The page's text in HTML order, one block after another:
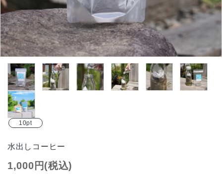
インスタグラム掲載商品
ギフトを選ぶ
コーヒーから選ぶ
チーズケーキから選ぶ
お得なTOBERAの定期便
価格から探す
INFORMATIOM
10pt
水出しコーヒー
1,000円(税込)